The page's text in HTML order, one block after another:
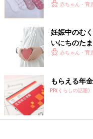
赤ちゃん・育
妊娠中のむ
いにちのた
赤ちゃん・育
もらえる年
PR(くらしの話題)